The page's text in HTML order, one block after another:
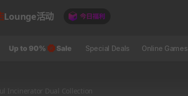
Lounge活动
Special Deals Online Games
Incinerator Dual Collection